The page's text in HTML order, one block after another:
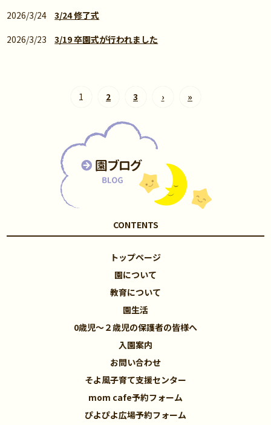
2026/3/24
3/24 修了式
2026/3/23
3/19 卒園式が行われました
1 2 3 › »
CONTENTS
トップページ
園について
教育について
園生活
0歳児～２歳児の保護者の皆様へ
入園案内
お問い合わせ
そよ風子育て支援センター
mom cafe予約フォーム
ぴよぴよ広場予約フォーム